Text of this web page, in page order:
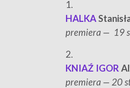
1.
HALKA
premiera — 19
2.
KNIAŹ IGOR
premiera — 20